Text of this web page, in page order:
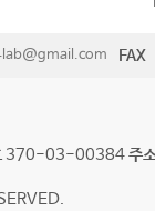
FAX
370-03-00384주